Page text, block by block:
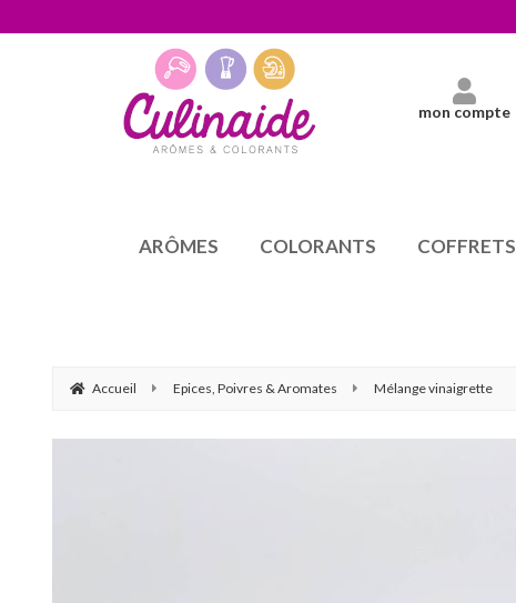
mon compte
ARÔMES COLORANTS COFFRETS
Accueil Epices, Poivres & Aromates Mélange vinaigrette